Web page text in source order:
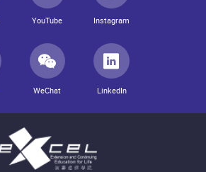
YouTube Instagram
WeChat LinkedIn